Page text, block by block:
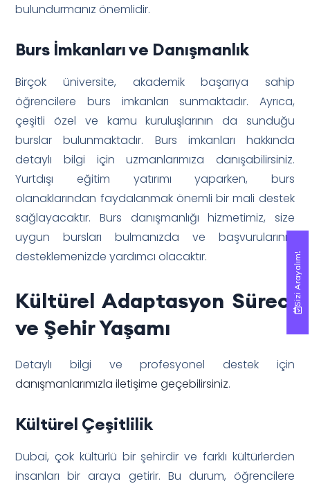
bulundurmanız önemlidir.
Burs İmkanları ve Danışmanlık
Birçok üniversite, akademik başarıya sahip
öğrencilere burs imkanları sunmaktadır. Ayrıca,
çeşitli özel ve kamu kuruluşlarının da sunduğu
burslar bulunmaktadır. Burs imkanları hakkında
detaylı bilgi için uzmanlarımıza danışabilirsiniz.
Yurtdışı eğitim yatırımı yaparken, burs
olanaklarından faydalanmak önemli bir mali destek
sağlayacaktır. Burs danışmanlığı hizmetimiz, size
uygun bursları bulmanızda ve başvurularınızı
desteklemenizde yardımcı olacaktır.
Kültürel Adaptasyon Süreci
ve Şehir Yaşamı
Detaylı bilgi ve profesyonel destek için
danışmanlarımızla iletişime geçebilirsiniz.
Kültürel Çeşitlilik
Dubai, çok kültürlü bir şehirdir ve farklı kültürlerden
insanları bir araya getirir. Bu durum, öğrencilere
Sizi Arayalım!
Sizi Arayalım!